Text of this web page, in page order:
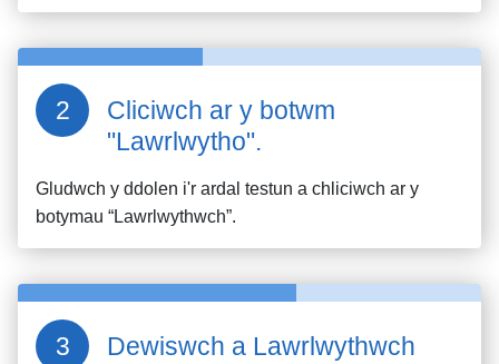
Cliciwch ar y botwm
"Lawrlwytho".
Gludwch y ddolen i'r ardal testun a chliciwch ar y
botymau “Lawrlwythwch”.
Dewiswch a Lawrlwythwch